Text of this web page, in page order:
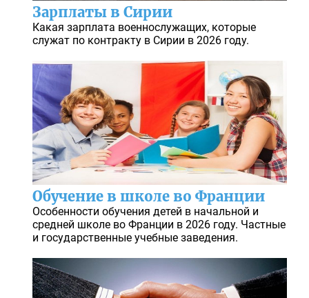
Зарплаты в Сирии
Какая зарплата военнослужащих, которые
служат по контракту в Сирии в 2026 году.
Обучение в школе во Франции
Особенности обучения детей в начальной и
средней школе во Франции в 2026 году. Частные
и государственные учебные заведения.